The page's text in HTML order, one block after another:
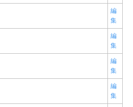
編
集
編
集
編
集
編
集